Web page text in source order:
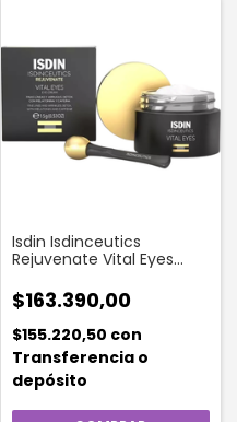
Isdin Isdinceutics
Rejuvenate Vital Eyes
Antiarrugas X 15 Gramos
$163.390,00
$155.220,50 con
Transferencia o
depósito